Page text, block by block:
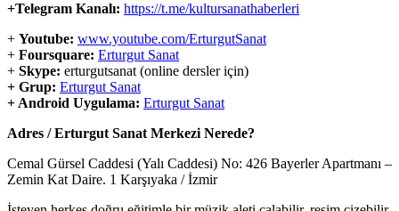
+Telegram Kanalı: https://t.me/kultursanathaberleri
+ Youtube: www.youtube.com/ErturgutSanat
+ Foursquare: Erturgut Sanat
+ Skype: erturgutsanat (online dersler için)
+ Grup: Erturgut Sanat
+ Android Uygulama: Erturgut Sanat
Adres / Erturgut Sanat Merkezi Nerede?
Cemal Gürsel Caddesi (Yalı Caddesi) No: 426 Bayerler Apartmanı –
Zemin Kat Daire. 1 Karşıyaka / İzmir